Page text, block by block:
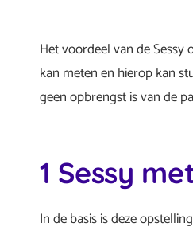
Het voordeel van de Sessy
kan meten en hierop kan
geen opbrengst is van de
1 Sessy
In de basis is deze